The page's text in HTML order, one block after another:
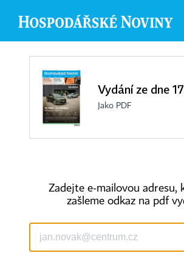
1996-2026Economia, a.s.
Hospodářské noviny (print) ISSN 0862-9587
Hospodářské noviny (online) ISSN 2787-950X
Vydání ze dne
Jako PDF
Zadejte e-mailovou adresu,
zašleme odkaz na pdf